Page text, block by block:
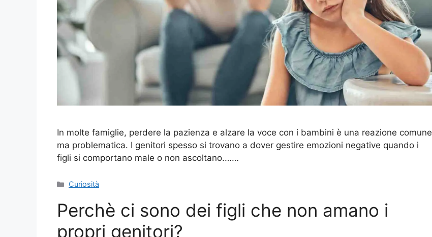
In molte famiglie, perdere la pazienza e alzare la voce con i bambini è una reazione comune
ma problematica. I genitori spesso si trovano a dover gestire emozioni negative quando i
figli si comportano male o non ascoltano.……
Categorie
Curiosità
Perchè ci sono dei figli che non amano i
propri genitori?